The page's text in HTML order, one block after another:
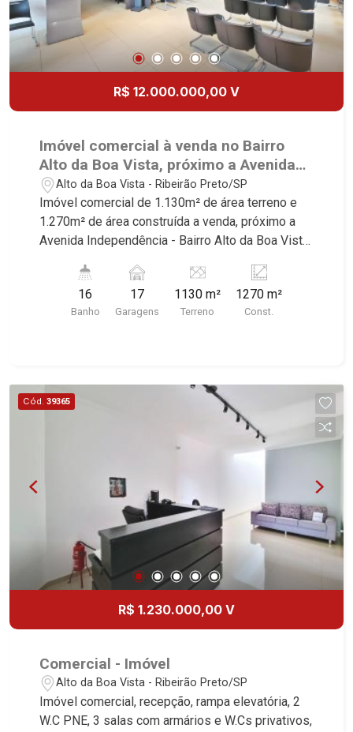
R$ 12.000.000,00 V
Imóvel comercial à venda no Bairro
Alto da Boa Vista, próximo a Avenida
Independência - Ribeirão Preto/SP.
Alto da Boa Vista - Ribeirão Preto/SP
Imóvel comercial de 1.130m² de área terreno e
1.270m² de área construída a venda, próximo a
Avenida Independência - Bairro Alto da Boa Vista,
deste imóvel que a Martinelli Imobiliária
selecionou para você: - 1.130m² de área terreno e
1.270m² de área construída - Esquina - 2
Imóvel climatizado - 17 vagas recuadas - Ideal
para clinica médica de grande porte Martinelli
Imobiliária, referência no mercado imobiliário
desde 2000. Especialistas em Venda, Locação e
Boa Vista | Ribeirão Preto.
16
Banho
17
Garagens
1130 m²
Terreno
1270 m²
Const.
Cód. 39365
R$ 1.230.000,00 V
Comercial - Imóvel
Alto da Boa Vista - Ribeirão Preto/SP
Imóvel comercial, recepção, rampa elevatória, 2
W.C PNE, 3 salas com armários e W.Cs privativos,